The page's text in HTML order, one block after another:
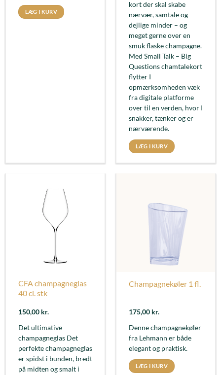
LÆG I KURV
kort der skal skabe
nærvær, samtale og
dejlige minder – og
meget gerne over en
smuk flaske champagne.
Med Small Talk – Big
Questions chamtalekort
flytter I
opmærksomheden væk
fra digitale platforme
over til en verden, hvor I
snakker, tænker og er
nærværende.
LÆG I KURV
CFA champagneglas
40 cl. stk
150,00 kr.
Det ultimative
champagneglas Det
perfekte champagneglas
er spidst i bunden, bredt
på midten og smalt i
Champagnekøler 1 fl.
175,00 kr.
Denne champagnekøler
fra Lehmann er både
elegant og praktisk.
LÆG I KURV